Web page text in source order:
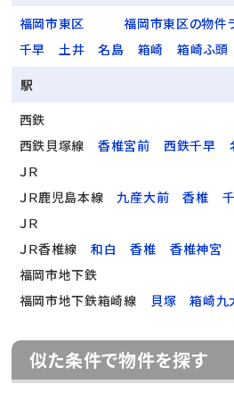
福岡市東区
福岡市東区の物件
千早
土井 名島 箱崎
箱崎ふ頭
駅
西鉄
西鉄貝塚線
香椎宮前 西鉄千早
ＪＲ
ＪＲ鹿児島本線
九産大前 香椎
ＪＲ
ＪＲ香椎線
和白 香椎 香椎神宮
福岡市地下鉄
福岡市地下鉄箱崎線
貝塚 箱崎九
似た条件で物件を探す